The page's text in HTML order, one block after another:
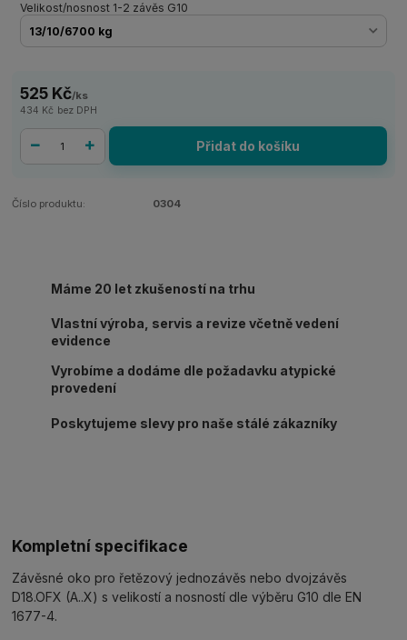
Velikost/nosnost 1-2 závěs G10
525 Kč/ks
434 Kč bez DPH
Přidat do košíku
Číslo produktu: 0304
Máme 20 let zkušeností na trhu
Vlastní výroba, servis a revize včetně vedení
evidence
Vyrobíme a dodáme dle požadavku atypické
provedení
Poskytujeme slevy pro naše stálé zákazníky
Kompletní specifikace
Závěsné oko pro řetězový jednozávěs nebo dvojzávěs
D18.OFX (A..X) s velikostí a nosností dle výběru G10 dle EN
1677-4.